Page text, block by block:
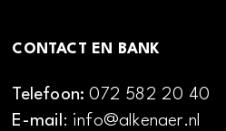
CONTACT EN BANK
Telefoon:072 582 20 40
E-mail : info@alkenaer.nl